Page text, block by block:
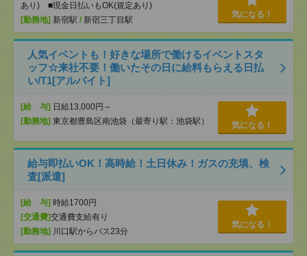
あり) ■現金日払いもOK(規定あり)
[勤務地] 新宿駅 / 新宿三丁目駅
気になる！
人気イベントも！好きな場所で働けるイベントスタ
ッフ☆来社不要！働いたその日に給料もらえる日払
い/T1[アルバイト]
[給 与] 日給13,000円～
[勤務地] 東京都豊島区南池袋（最寄り駅：池袋駅） 気になる！
給与即払いOK！高時給！土日休み！ガスの充填、検
査[派遣]
[給 与] 時給1700円
[交通費]交通費支給有り
[勤務地] 川口駅からバス23分
気になる！